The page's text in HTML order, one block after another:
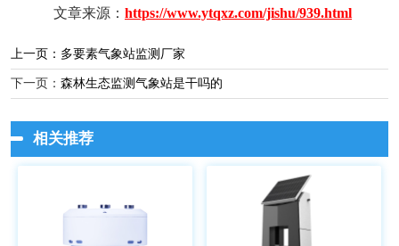
文章来源： https://www.ytqxz.com/jishu/939.html
上一页： 多要素气象站监测厂家
下一页： 森林生态监测气象站是干吗的
相关推荐